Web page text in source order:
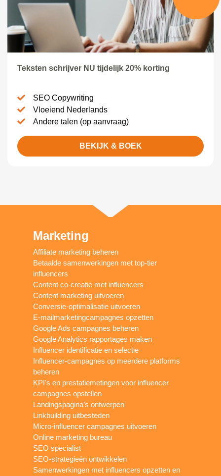
Teksten schrijver NU tijdelijk 20% korting
SEO Copywriting
Vloeiend Nederlands
Andere talen (op aanvraag)
BEKIJK & BOEK
Marketing
Affiliate marketing beheren
Betaalde samenwerkingen met top-tier
influencers
Content co-creatie met influencers
Content marketing uitvoeren
Conversie-optimalisatie uitvoeren
E-mailmarketingcampagnes opzetten
Google Ads campagnes beheren
Google Analytics rapportages maken
Influencer identificatie en selectie
Influencer-campagnes op meerdere platforms
beheren
KPI's en prestatiemetingen voor influencer
campagnes opstellen
Landingspagina’s ontwerpen
Linkbuilding uitbesteden
Micro-influencer campagnes uitvoeren
Online marketing bureau
SEO specialist
SEO-strategieën ontwikkelen
Samenwerkingen met influencers opzetten en